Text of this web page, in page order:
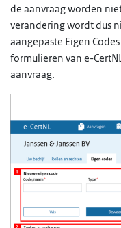
de aanvraag worden
verandering wordt dus
aangepaste Eigen
formulieren van e-
aanvraag.